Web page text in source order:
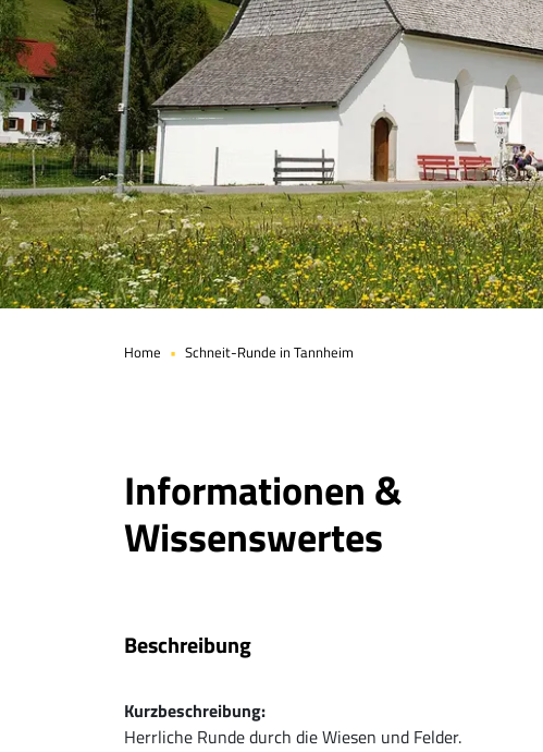
Home Schneit-Runde in Tannheim
Informationen &
Wissenswertes
Beschreibung
Kurzbeschreibung:
Herrliche Runde durch die Wiesen und Felder.